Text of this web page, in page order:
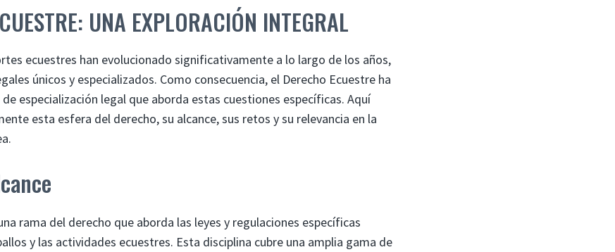
UNA EXPLORACIÓN INTEGRAL
ecuestres han evolucionado significativamente a lo largo de los años,
únicos y especializados. Como consecuencia, el Derecho Ecuestre ha
especialización legal que aborda estas cuestiones específicas. Aquí
esta esfera del derecho, su alcance, sus retos y su relevancia en la
rama del derecho que aborda las leyes y regulaciones específicas
y las actividades ecuestres. Esta disciplina cubre una amplia gama de